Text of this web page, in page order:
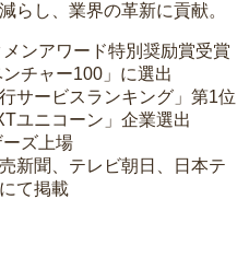
らし、業界の革新に貢献。
ンアワード特別奨励賞受賞
チャー100」に選出
サービスランキング」第1位
ユニコーン」企業選出
ズ上場
新聞、テレビ朝日、日本テ
て掲載